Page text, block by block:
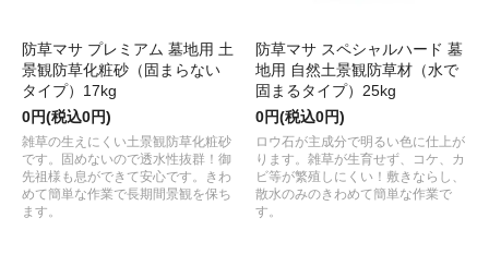
防草マサ プレミアム 墓地用 土
景観防草化粧砂（固まらない
タイプ）17kg
0円(税込0円)
雑草の生えにくい土景観防草化粧砂
です。固めないので透水性抜群！御
先祖様も息ができて安心です。きわ
めて簡単な作業で長期間景観を保ち
ます。
防草マサ スペシャルハード 墓
地用 自然土景観防草材（水で
固まるタイプ）25kg
0円(税込0円)
ロウ石が主成分で明るい色に仕上が
ります。雑草が生育せず、コケ、カ
ビ等が繁殖しにくい！敷きならし、
散水のみのきわめて簡単な作業で
す。